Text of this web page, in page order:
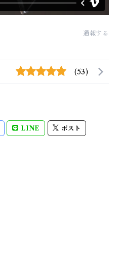
通報する
(53)
LINE ポスト